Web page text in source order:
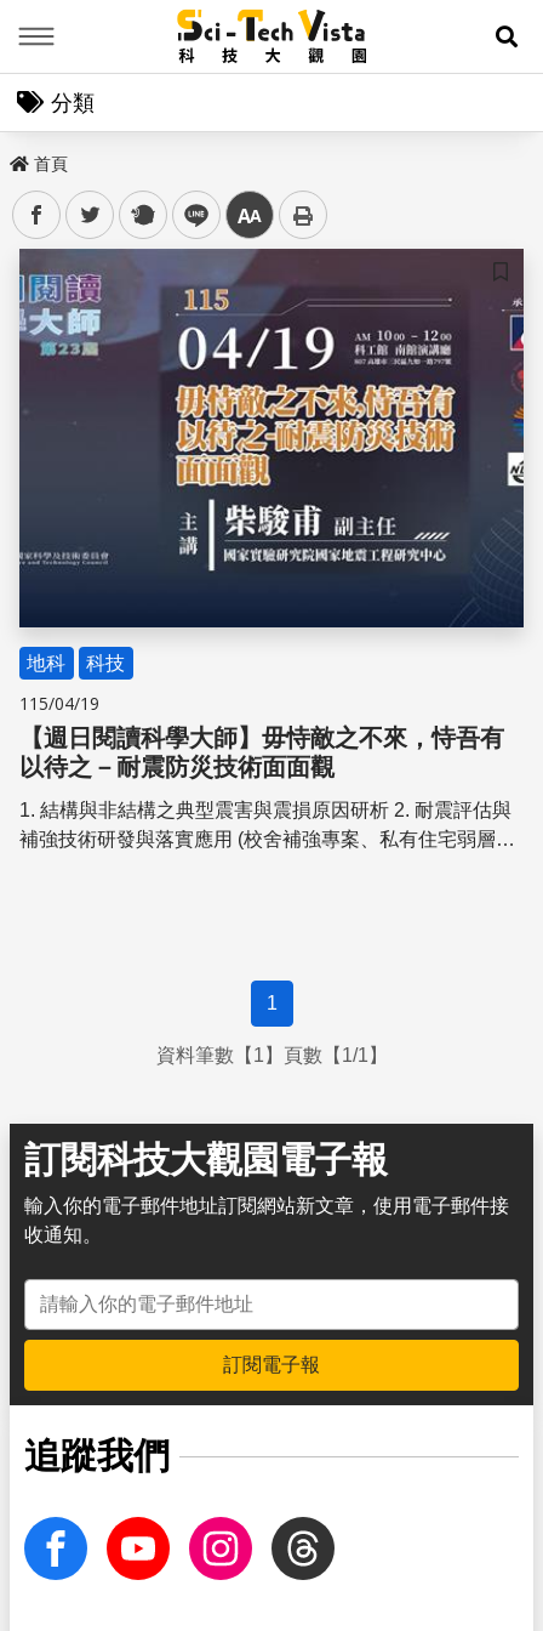
展
分類
首頁
facebooktwitter plurk line 中
儲存
地科 科技
115/04/19
【週日閱讀科學大師】毋恃敵之不來，恃吾有
以待之－耐震防災技術面面觀
1. 結構與非結構之典型震害與震損原因研析 2. 耐震評估與
補強技術研發與落實應用 (校舍補強專案、私有住宅弱層補
1
資料筆數【1】頁數【1/1】
訂閱科技大觀園電子報
輸入你的電子郵件地址訂閱網站新文章，使用電子郵件接
收通知。
電子郵件地址
訂閱電子報
追蹤我們
facebook Youtube InstagramThreads